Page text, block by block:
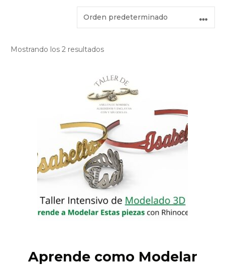
Mostrando los 2 resultados
Aprende como Modelar